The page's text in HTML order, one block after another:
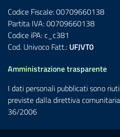
Codice Fiscale: 00709660138
Partita IVA: 00709660138
Codice iPA: c_c381
Cod. Univoco Fatt.: UFJVT0
Amministrazione trasparente
I dati personali pubblicati sono
previste dalla direttiva
36/2006